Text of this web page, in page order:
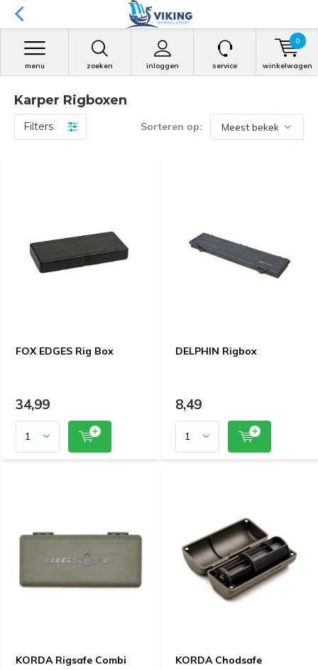
zoeken inloggen
menu service winkelwagen
0
Karper Rigboxen
Filters Sorteren op:
FOX EDGES Rig Box
34,99
DELPHIN Rigbox
8,49
KORDA Rigsafe Combi KORDA Chodsafe